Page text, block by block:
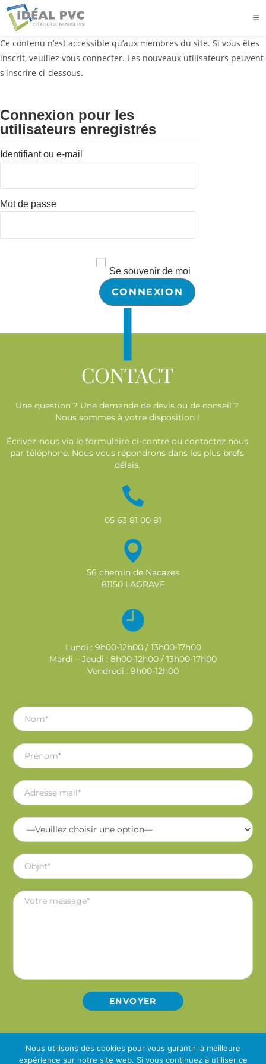
Ce contenu n’est accessible qu’aux membres du site. Si vous êtes
inscrit, veuillez vous connecter. Les nouveaux utilisateurs peuvent
s'inscrire ci-dessous.
Connexion pour les
utilisateurs enregistrés
Identifiant ou e-mail
Mot de passe
Se souvenir de moi
|
CONTACT
Une question ? Une demande de devis ou de conseil ?
Nous sommes à votre disposition !
Écrivez-nous via le formulaire ci-contre ou contactez nous
par téléphone. Nous vous répondrons dans les plus brefs
délais.
05 63 81 00 81
56 chemin de Nacazes
81150 LAGRAVE
Lundi : 9h00-12h00 / 13h00-17h00
Mardi – Jeudi : 8h00-12h00 / 13h00-17h00
Vendredi : 9h00-12h00
CONDITIONS GÉNÉRALES DE VENTE MENTIONS LÉGALES
Nous utilisons des cookies pour vous garantir la meilleure
expérience sur notre site web. Si vous continuez à utiliser ce